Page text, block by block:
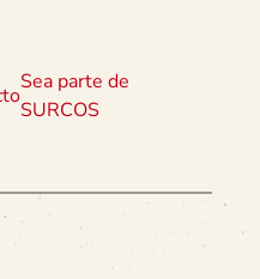
Sea parte de
SURCOS